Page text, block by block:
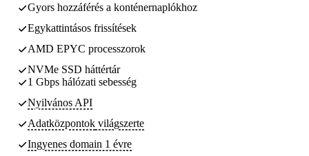
Gyors hozzáférés a konténernaplókhoz
Egykattintásos frissítések
AMD EPYC processzorok
NVMe SSD háttértár
1 Gbps hálózati sebesség
Nyilvános API
Adatközpontok világszerte
Ingyenes domain 1 évre